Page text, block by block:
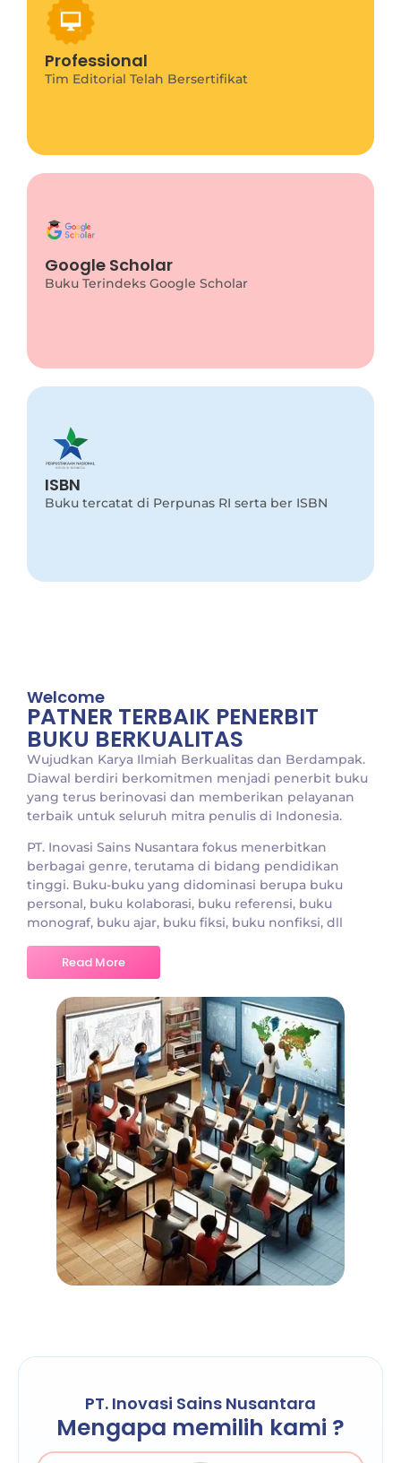
Professional
Tim Editorial Telah Bersertifikat
Google Scholar
Buku Terindeks Google Scholar
This is backend content. Lorem ipsum dolor sit
amet.
ISBN
Buku tercatat di Perpunas RI serta ber ISBN
This is backend content. Lorem ipsum dolor sit
Welcome
PATNER TERBAIK PENERBIT
BUKU BERKUALITAS
Wujudkan Karya Ilmiah Berkualitas dan Berdampak.
Diawal berdiri berkomitmen menjadi penerbit buku
yang terus berinovasi dan memberikan pelayanan
terbaik untuk seluruh mitra penulis di Indonesia.
PT. Inovasi Sains Nusantara fokus menerbitkan
berbagai genre, terutama di bidang pendidikan
tinggi. Buku-buku yang didominasi berupa buku
personal, buku kolaborasi, buku referensi, buku
monograf, buku ajar, buku fiksi, buku nonfiksi, dll
Read More
PT. Inovasi Sains Nusantara
Mengapa memilih kami ?